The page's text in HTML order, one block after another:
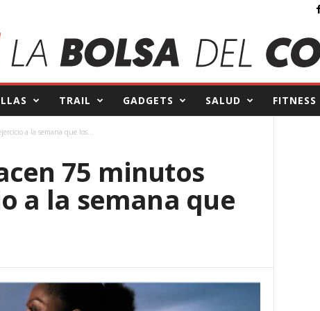
TRAIL GADGETS SALUD FITNESS
a la semana que los...
75 minutos
a la semana que